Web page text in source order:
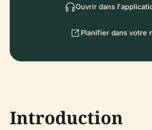
Ouvrir dans
Planifier dans votre
Introduction